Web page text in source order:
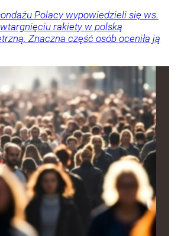
Polacy wypowiedzieli się ws.
rakiety w polską
Znaczna część osób oceniła ją